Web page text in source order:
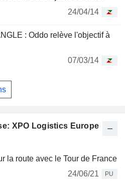
24/04/14
: Oddo relève l'objectif à
07/03/14
XPO Logistics Europe
la route avec le Tour de France
24/06/21
PU